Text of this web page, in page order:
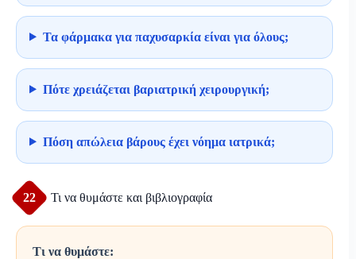
Τα φάρμακα για παχυσαρκία είναι για όλους;
Πότε χρειάζεται βαριατρική χειρουργική;
Πόση απώλεια βάρους έχει νόημα ιατρικά;
22 Τι να θυμάστε και βιβλιογραφία
Τι να θυμάστε: